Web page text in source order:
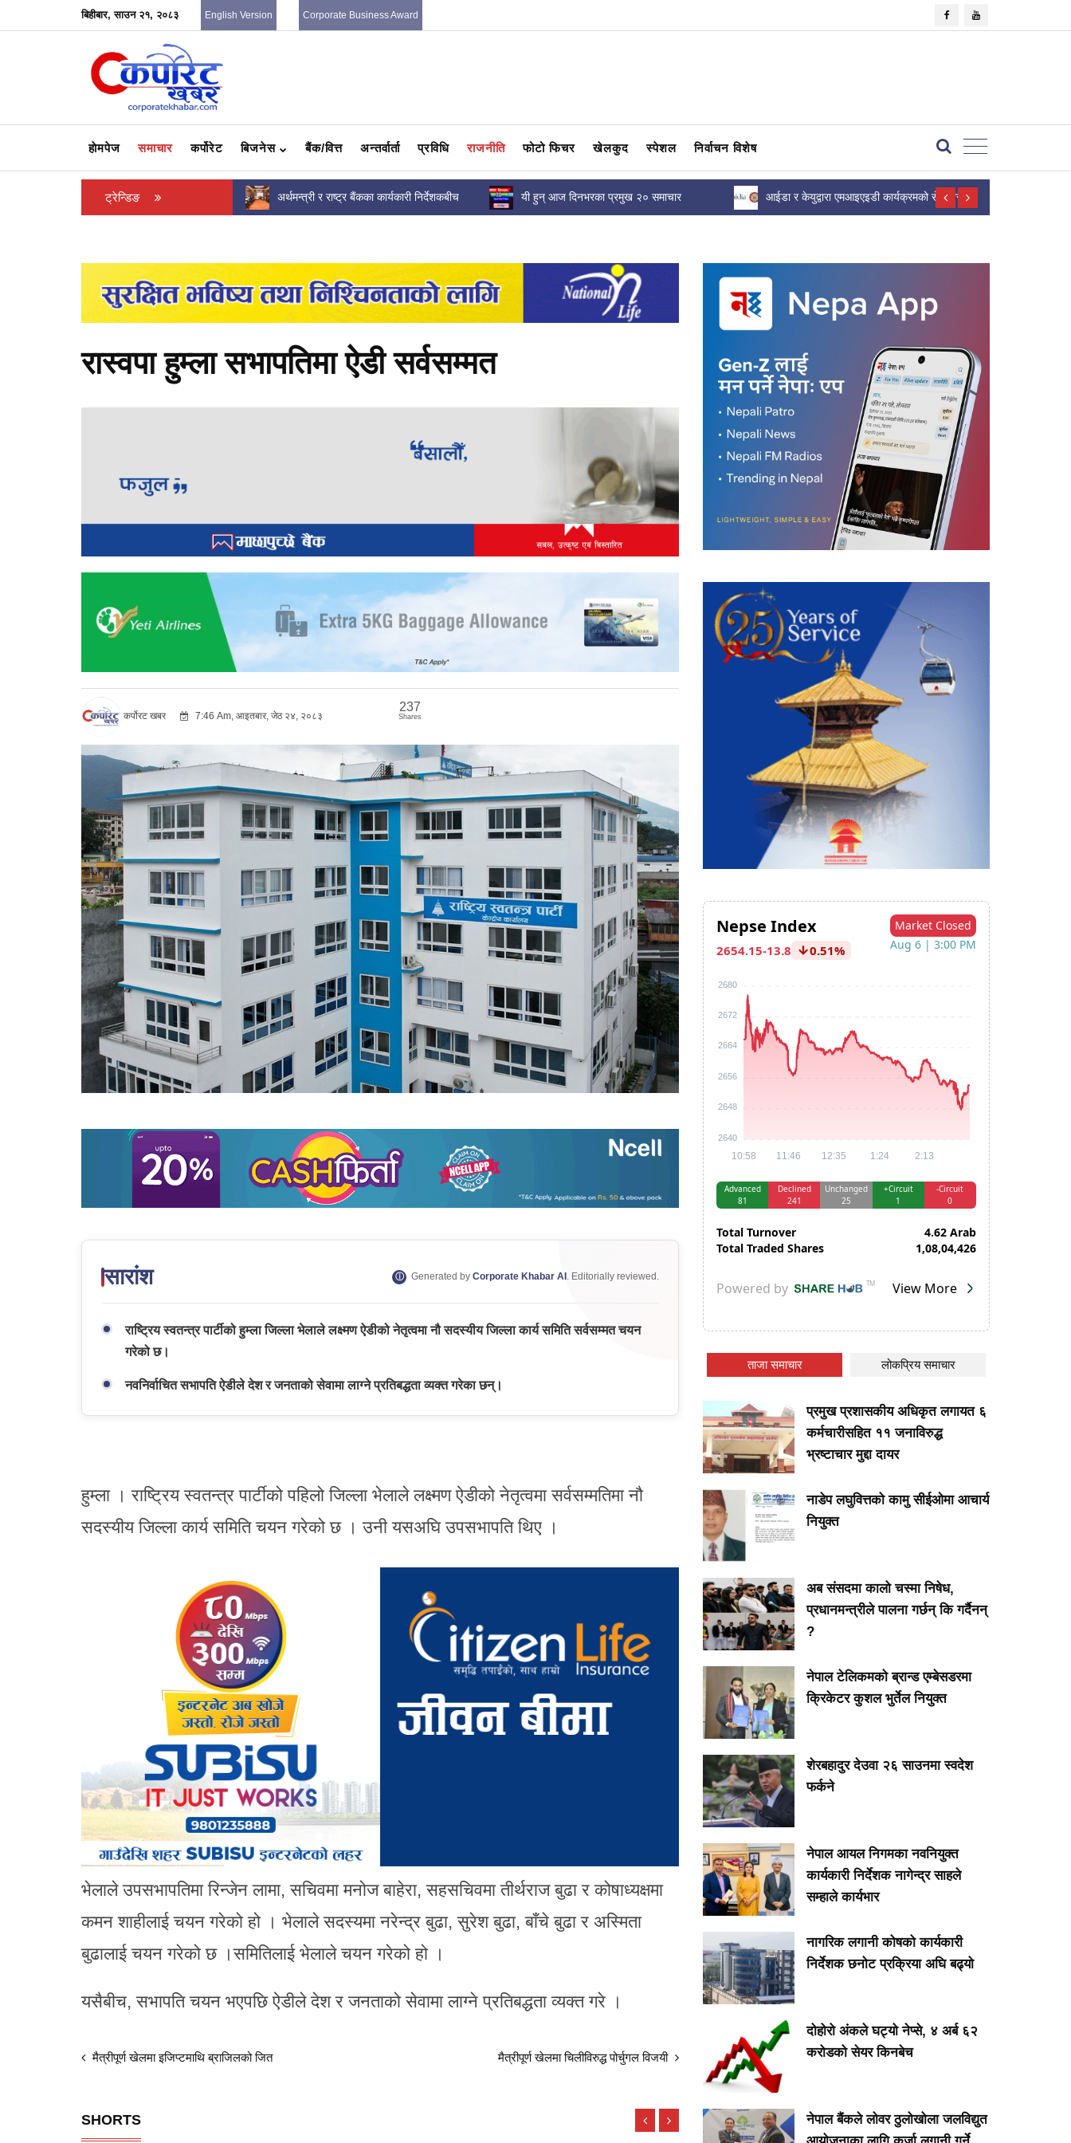
बिहीबार, साउन २१, २०८३ English Version Corporate Business Award
हाेमपेज समाचार कर्पोरेट बिजनेस बैंक/वित्त अन्तर्वार्ता प्रविधि राजनीति फोटो फिचर खेलकुद स्पेशल निर्वाचन विशेष
ट्रेन्डिङ
थाइल्याण्ड गएका यामाहा नेपालका साझेदारहरू स्वदेश
अर्थमन्त्री र राष्ट्र बैंकका कार्यकारी निर्देशकबीच
यी हुन् आज दिनभरका प्रमुख २० समाचार
आईडा र केयुद्वारा एमआइएइडी कार्यक्रमको सेप्टेम्बर
रास्वपा हुम्ला सभापतिमा ऐडी सर्वसम्मत
कर्पोरट खबर 7:46 Am, आइतबार, जेठ २४, २०८३
237
Shares
सारांश Generated by Corporate Khabar AI . Editorially reviewed.
राष्ट्रिय स्वतन्त्र पार्टीको हुम्ला जिल्ला भेलाले लक्ष्मण ऐडीको नेतृत्वमा नौ सदस्यीय जिल्ला कार्य समिति सर्वसम्मत चयन
गरेको छ।
नवनिर्वाचित सभापति ऐडीले देश र जनताको सेवामा लाग्ने प्रतिबद्धता व्यक्त गरेका छन्।
हुम्ला । राष्ट्रिय स्वतन्त्र पार्टीको पहिलो जिल्ला भेलाले लक्ष्मण ऐडीको नेतृत्वमा सर्वसम्मतिमा नौ
सदस्यीय जिल्ला कार्य समिति चयन गरेको छ । उनी यसअघि उपसभापति थिए ।
भेलाले उपसभापतिमा रिन्जेन लामा, सचिवमा मनोज बाहेरा, सहसचिवमा तीर्थराज बुढा र कोषाध्यक्षमा
कमन शाहीलाई चयन गरेको हो । भेलाले सदस्यमा नरेन्द्र बुढा, सुरेश बुढा, बाँचे बुढा र अस्मिता
बुढालाई चयन गरेको छ ।समितिलाई भेलाले चयन गरेको हो ।
यसैबीच, सभापति चयन भएपछि ऐडीले देश र जनताको सेवामा लाग्ने प्रतिबद्धता व्यक्त गरे ।
मैत्रीपूर्ण खेलमा इजिप्टमाथि ब्राजिलको जित मैत्रीपूर्ण खेलमा चिलीविरुद्ध पोर्चुगल विजयी
SHORTS
ताजा समाचार लोकप्रिय समाचार
प्रमुख प्रशासकीय अधिकृत लगायत ६
कर्मचारीसहित ११ जनाविरुद्ध
भ्रष्टाचार मुद्दा दायर
नाडेप लघुवित्तको कामु सीईओमा आचार्य
नियुक्त
अब संसदमा कालो चस्मा निषेध,
प्रधानमन्त्रीले पालना गर्छन् कि गर्दैनन्
?
नेपाल टेलिकमको ब्रान्ड एम्बेसडरमा
क्रिकेटर कुशल भुर्तेल नियुक्त
शेरबहादुर देउवा २६ साउनमा स्वदेश
फर्कने
नेपाल आयल निगमका नवनियुक्त
कार्यकारी निर्देशक नागेन्द्र साहले
सम्हाले कार्यभार
नागरिक लगानी कोषको कार्यकारी
निर्देशक छनोट प्रक्रिया अघि बढ्यो
दोहोरो अंकले घट्यो नेप्से, ४ अर्ब ६२
करोडको सेयर किनबेच
नेपाल बैंकले लोवर ठुलोखोला जलविद्युत
×